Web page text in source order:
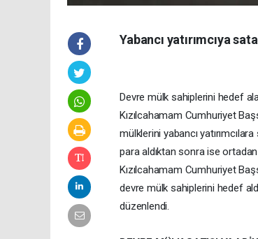
Yabancı yatırımcıya
Devre mülk sahiplerini hedef
Kızılcahamam Cumhuriyet
mülklerini yabancı
para aldıktan sonra ise
Kızılcahamam Cumhuriyet
devre mülk sahiplerini hedef
düzenlendi.